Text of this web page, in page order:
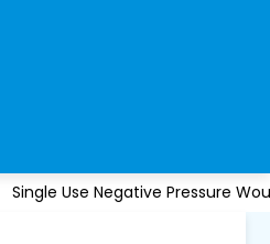
Single Use Negative Pressure